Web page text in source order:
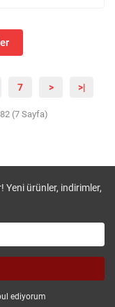
7 > >|
(7 Sayfa)
Yeni ürünler, indirimler,
ediyorum